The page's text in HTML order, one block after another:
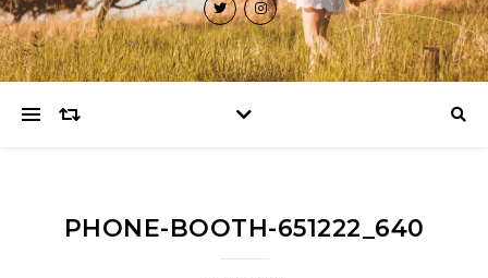
PHONE-BOOTH-651222_640